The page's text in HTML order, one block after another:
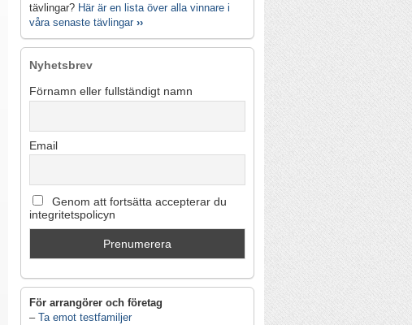
tävlingar? Här är en lista över alla vinnare i
våra senaste tävlingar ››
Nyhetsbrev
Förnamn eller fullständigt namn
Email
Genom att fortsätta accepterar du
integritetspolicyn
För arrangörer och företag
– Ta emot testfamiljer